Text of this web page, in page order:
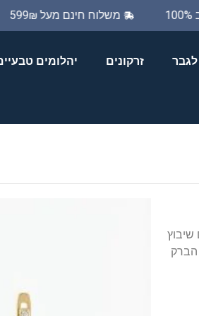
משלוח חינם מעל 599₪
זרקונים יהלומים
הברק